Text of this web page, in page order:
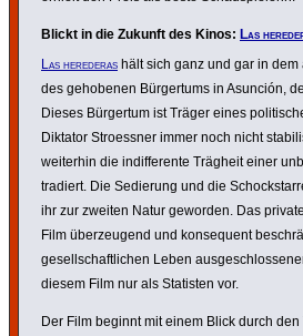
Blickt in die Zukunft des Kinos: Las
Las herederas hält sich ganz und gar in
des gehobenen Bürger­tums in Asunción,
Dieses Bürgertum ist Träger eines
Diktator Stroessner immer noch nicht
weiterhin die indif­fe­rente Trägheit einer
tradiert. Die Sedierung und die
ihr zur zweiten Natur geworden. Das
Film über­zeu­gend und konse­quent
gesell­schaft­li­chen Leben
diesem Film nur als Statisten vor.
Der Film beginnt mit einem Blick durch